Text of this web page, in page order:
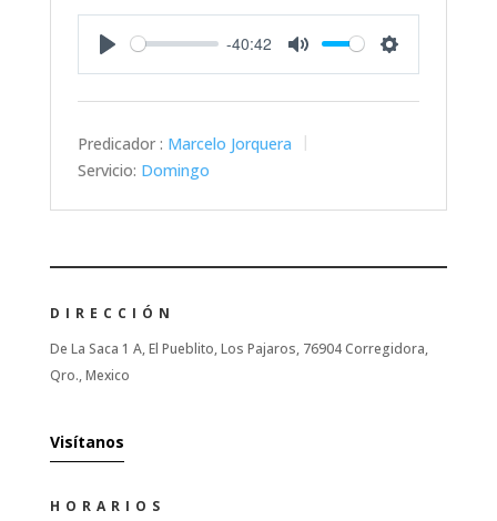
-40:42
Predicador : Marcelo Jorquera
Servicio: Domingo
DIRECCIÓN
De La Saca 1 A, El Pueblito, Los Pajaros, 76904 Corregidora,
Qro., Mexico
Visítanos
HORARIOS